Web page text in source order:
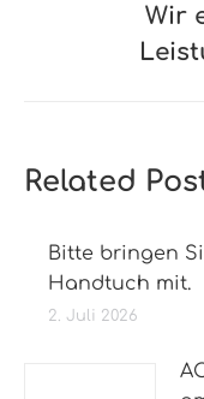
Wir
Related
Bitte bringen
Handtuch mit.
2. Juli 2026